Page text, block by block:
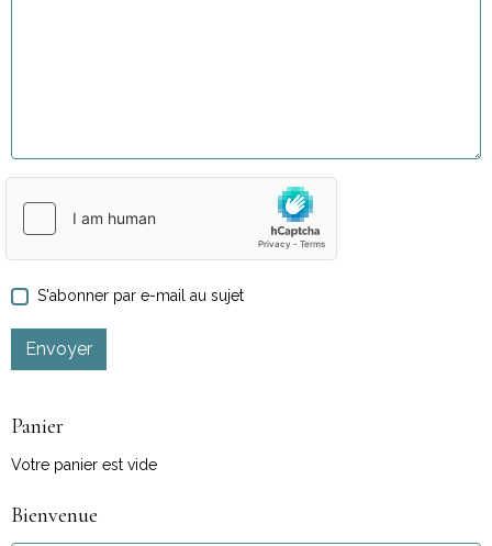
S'abonner par e-mail au sujet
Envoyer
Panier
Votre panier est vide
Bienvenue